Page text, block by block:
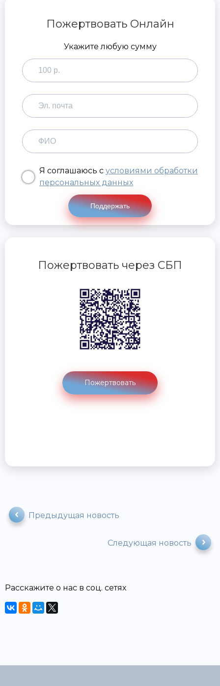
Пожертвовать Онлайн
Укажите любую сумму
Я соглашаюсь с условиями обработки
персональных данных
Поддержать
Пожертвовать через СБП
Пожертвовать
Предыдущая новость
Следующая новость
Расскажите о нас в соц. сетях